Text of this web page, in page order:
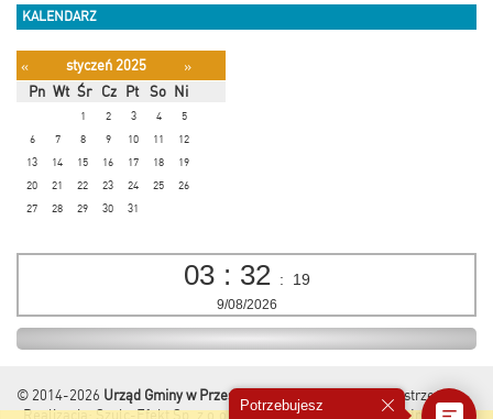
KALENDARZ
« styczeń 2025
»
Pn Wt Śr Cz Pt So Ni
1 2 3 4
5
6
7 8 9 10 11
12
13
14 15 16 17 18
19
20
21 22 23 24 25
26
27
28 29 30 31
03 : 32 : 20
9/08/2026
© 2014-2026 Urząd Gminy w Przesmykach
Wszelkie Prawa Zastrzeżone.
Realizacja:Szulc-Efekt Sp. z o.o. & www.gmina.pl Marcom Interactive
Potrzebujesz